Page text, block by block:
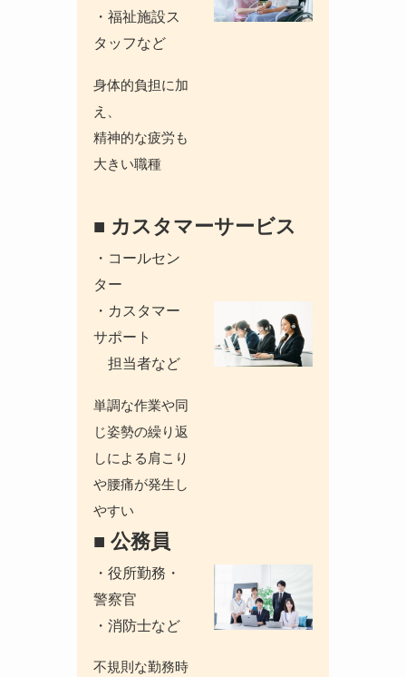
・福祉施設ス
タッフなど
身体的負担に加
え、
精神的な疲労も
大きい職種
■ カスタマーサービス
・コールセン
ター
・カスタマー
サポート
担当者など
単調な作業や同
じ姿勢の繰り返
しによる肩こり
や腰痛が発生し
やすい
■ 公務員
・役所勤務・
警察官
・消防士など
不規則な勤務時